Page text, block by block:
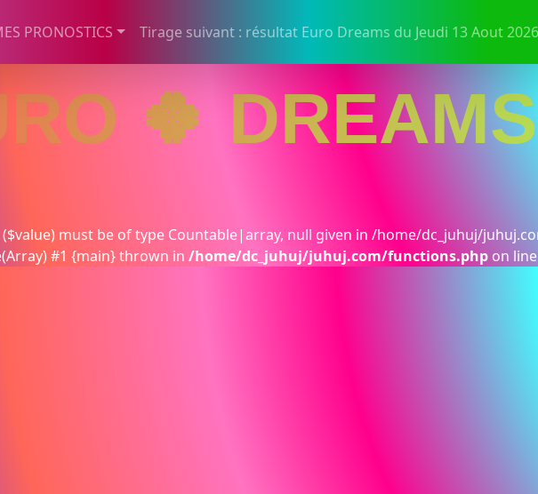
PRONOSTICS Tirage suivant : résultat Euro Dreams du Jeudi 13 Aout 2026
🍀 DREAMS
must be of type Countable|array, null given in /home/dc_juhuj/
#1 {main} thrown in /home/dc_juhuj/juhuj.com/functions.php on line